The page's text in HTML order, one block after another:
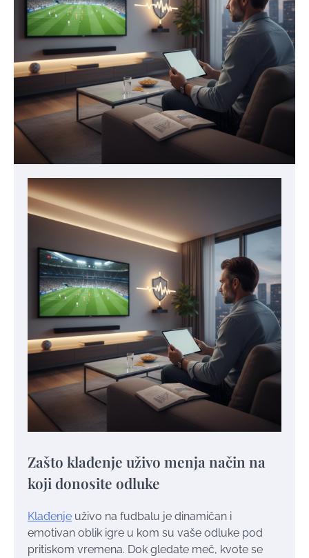
Zašto klađenje uživo menja način na
koji donosite odluke
Klađenje uživo na fudbalu je dinamičan i
emotivan oblik igre u kom su vaše odluke pod
pritiskom vremena. Dok gledate meč, kvote se